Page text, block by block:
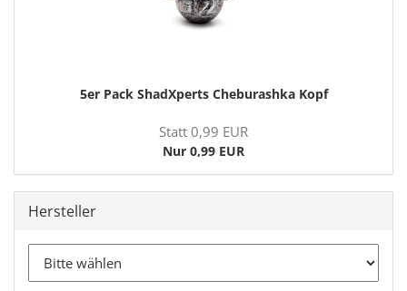
5er Pack ShadX­perts Che­bu­rash­ka Kopf
Statt 0,99 EUR
Nur 0,99 EUR
Hersteller